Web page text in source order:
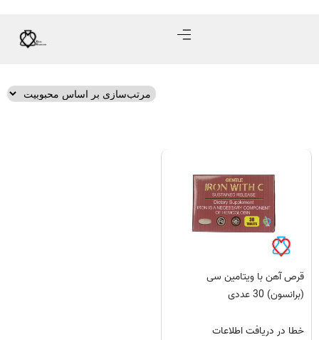
قرص آهن با ویتامین سی
(برانسون) 30 عددی
خطا در دریافت اطلاعات